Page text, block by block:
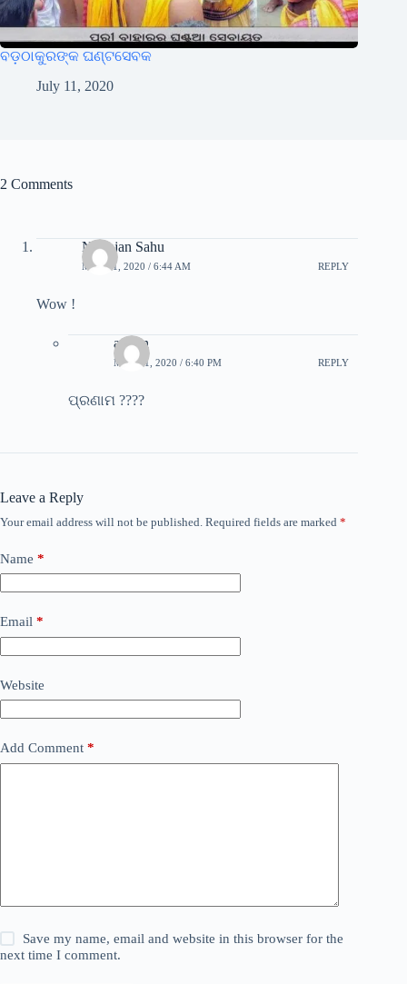
ବଡ଼ଠାକୁରଙ୍କ ଘଣ୍ଟସେବକ
July 11, 2020
2 Comments
Niranjan Sahu
MAY 31, 2020 / 6:44 AM REPLY
Wow !
admin
MAY 31, 2020 / 6:40 PM REPLY
ପ୍ରଣାମ ????
Leave a Reply
Your email address will not be published. Required fields are marked *
Name *
Email *
Website
Add Comment *
Save my name, email and website in this browser for the
next time I comment.